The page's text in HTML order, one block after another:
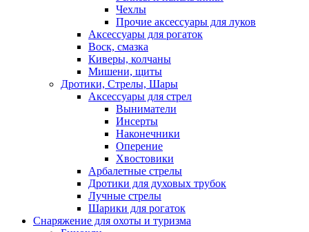
Чехлы
Прочие аксессуары для луков
Аксессуары для рогаток
Воск, смазка
Киверы, колчаны
Мишени, щиты
Дротики, Стрелы, Шары
Аксессуары для стрел
Выниматели
Инсерты
Наконечники
Оперение
Хвостовики
Арбалетные стрелы
Дротики для духовых трубок
Лучные стрелы
Шарики для рогаток
Снаряжение для охоты и туризма